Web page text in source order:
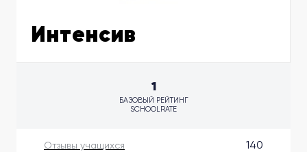
Интенсив
Отзывы учащихся 140
1
БАЗОВЫЙ РЕЙТИНГ
SCHOOLRATE